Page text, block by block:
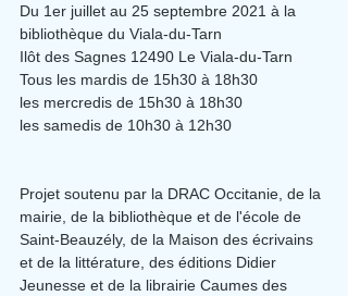
Du 1er juillet au 25 septembre 2021 à la
bibliothèque du Viala-du-Tarn
Ilôt des Sagnes 12490 Le Viala-du-Tarn
Tous les mardis de 15h30 à 18h30
les mercredis de 15h30 à 18h30
les samedis de 10h30 à 12h30
Projet soutenu par la DRAC Occitanie, de la
mairie, de la bibliothèque et de l'école de
Saint-Beauzély, de la Maison des écrivains
et de la littérature, des éditions Didier
Jeunesse et de la librairie Caumes des